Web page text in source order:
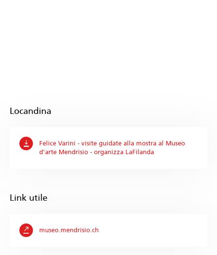
Locandina
Felice Varini - visite guidate alla mostra al Museo
d'arte Mendrisio - organizza LaFilanda
Link utile
museo.mendrisio.ch